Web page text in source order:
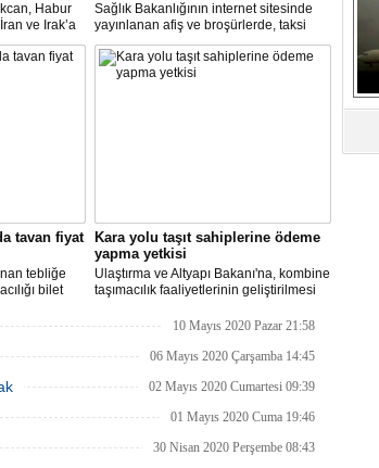
Habur
ve Irak’a
uluslararası
açıldığını
Sağlık Bakanlığının internet sitesinde
yayınlanan afiş ve broşürlerde, taksi
duraklarında uygulanması gereken
hijyen önlemleri ile şoför ve müşterilere
yönelik uyarılar yer aldı.
tavan fiyat
tebliğe
bilet
yolcu
alınacak
Kara yolu taşıt sahiplerine ödeme
yapma yetkisi
Ulaştırma ve Altyapı Bakanı'na, kombine
taşımacılık faaliyetlerinin geliştirilmesi
kara yolu taşıtlarının sahiplerine döner
yetkisi verildi.
10 Mayıs 2020 Pazar 21:58
06 Mayıs 2020 Çarşamba 14:45
02 Mayıs 2020 Cumartesi 09:39
01 Mayıs 2020 Cuma 19:46
30 Nisan 2020 Perşembe 08:43